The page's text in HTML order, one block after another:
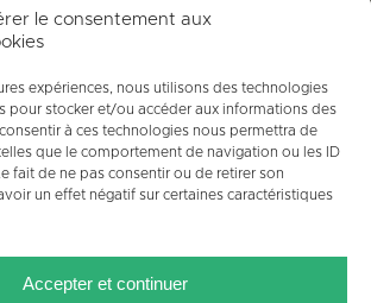
le consentement aux
expériences, nous utilisons des technologies
pour stocker et/ou accéder aux informations des
à ces technologies nous permettra de
que le comportement de navigation ou les ID
fait de ne pas consentir ou de retirer son
un effet négatif sur certaines caractéristiques
Accepter et continuer
DU SITE
MENTIONS LÉGALES
CRÉDITS POLITIQUE DE COOKIES (UE)